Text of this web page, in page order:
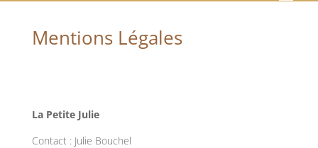
Mentions Légales
La Petite Julie
Contact : Julie Bouchel